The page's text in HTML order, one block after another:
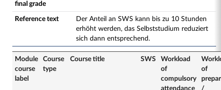
final grade
Reference text
Der Anteil an SWS kann bis zu 10 Stunden
erhöht werden, das Selbststudium reduziert
sich dann entsprechend.
Module
course
label
Course
type
Course title SWS
Workload
of
compulsory
attendance
of
/